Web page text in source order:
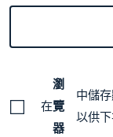
在
瀏
覽
器
中儲
以供